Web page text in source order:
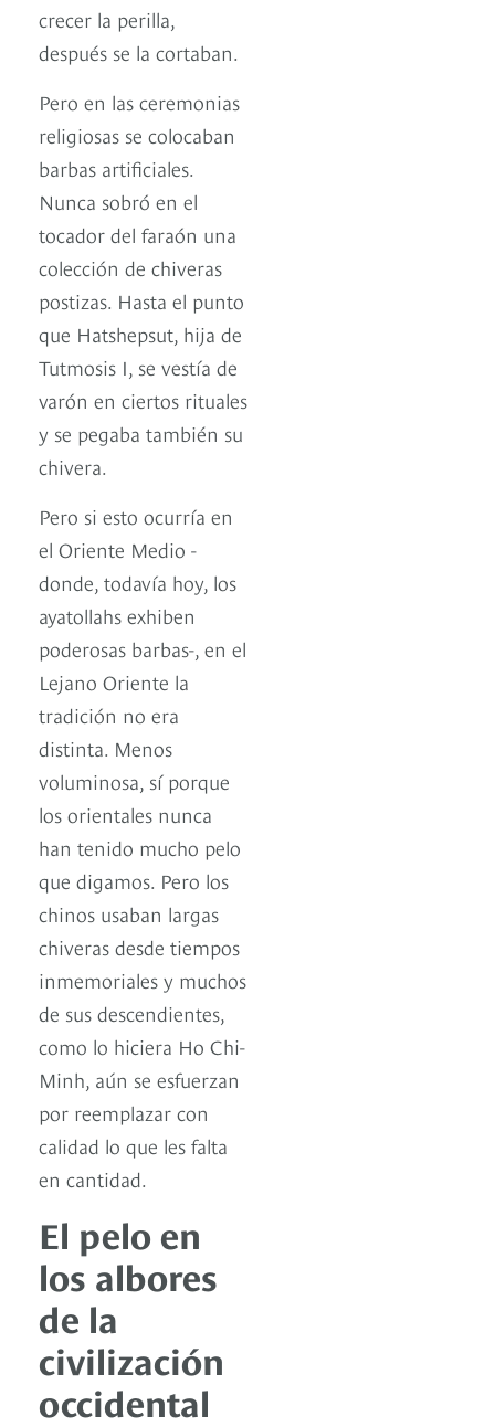
crecer la perilla,
después se la cortaban.
Pero en las ceremonias
religiosas se colocaban
barbas artificiales.
Nunca sobró en el
tocador del faraón una
colección de chiveras
postizas. Hasta el punto
que Hatshepsut, hija de
Tutmosis I, se vestía de
varón en ciertos rituales
y se pegaba también su
chivera.
Pero si esto ocurría en
el Oriente Medio -
donde, todavía hoy, los
ayatollahs exhiben
poderosas barbas-, en el
Lejano Oriente la
tradición no era
distinta. Menos
voluminosa, sí porque
los orientales nunca
han tenido mucho pelo
que digamos. Pero los
chinos usaban largas
chiveras desde tiempos
inmemoriales y muchos
de sus descendientes,
como lo hiciera Ho Chi-
Minh, aún se esfuerzan
por reemplazar con
calidad lo que les falta
en cantidad.
El pelo en
los albores
de la
civilización
occidental